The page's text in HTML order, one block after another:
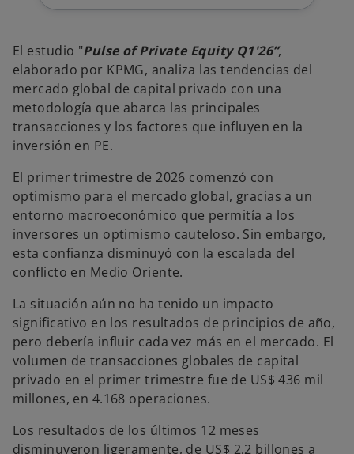
El estudio "Pulse of Private Equity Q1'26”,
elaborado por KPMG, analiza las tendencias del
mercado global de capital privado con una
metodología que abarca las principales
transacciones y los factores que influyen en la
inversión en PE.
El primer trimestre de 2026 comenzó con
optimismo para el mercado global, gracias a un
entorno macroeconómico que permitía a los
inversores un optimismo cauteloso. Sin embargo,
esta confianza disminuyó con la escalada del
conflicto en Medio Oriente.
La situación aún no ha tenido un impacto
significativo en los resultados de principios de año,
pero debería influir cada vez más en el mercado. El
volumen de transacciones globales de capital
privado en el primer trimestre fue de US$ 436 mil
millones, en 4.168 operaciones.
Los resultados de los últimos 12 meses
disminuyeron ligeramente, de US$ 2,2 billones a